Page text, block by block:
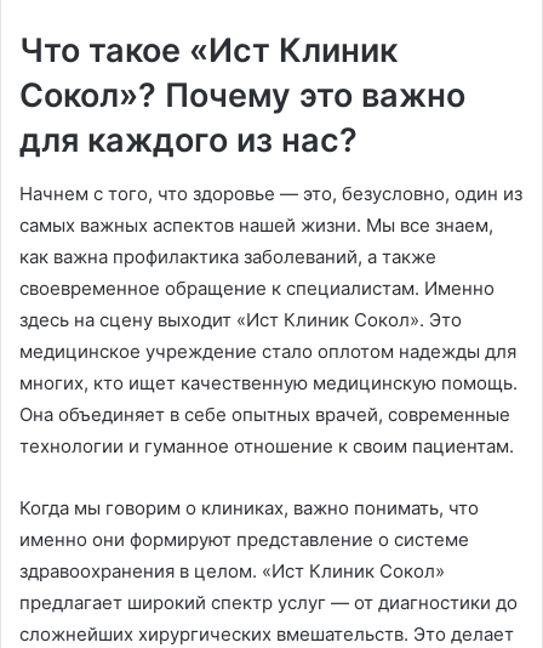
Что такое «Ист Клиник
Сокол»? Почему это важно
для каждого из нас?
Начнем с того, что здоровье — это, безусловно, один из
самых важных аспектов нашей жизни. Мы все знаем,
как важна профилактика заболеваний, а также
своевременное обращение к специалистам. Именно
здесь на сцену выходит «Ист Клиник Сокол». Это
медицинское учреждение стало оплотом надежды для
многих, кто ищет качественную медицинскую помощь.
Она объединяет в себе опытных врачей, современные
технологии и гуманное отношение к своим пациентам.
Когда мы говорим о клиниках, важно понимать, что
именно они формируют представление о системе
здравоохранения в целом. «Ист Клиник Сокол»
предлагает широкий спектр услуг — от диагностики до
сложнейших хирургических вмешательств. Это делает